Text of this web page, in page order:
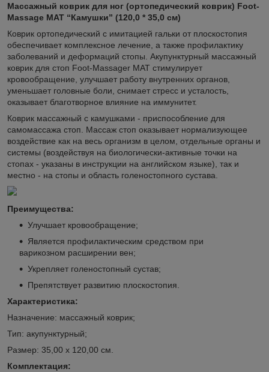
Массажный коврик для ног (ортопедический коврик) Foot-
Massage MAT “Камушки” (120,0 * 35,0 см)
Коврик ортопедический с имитацией гальки от плоскостопия
обеспечивает комплексное лечение, а также профилактику
заболеваний и деформаций стопы. Акупунктурный массажный
коврик для стоп Foot-Massager MAT стимулирует
кровообращение, улучшает работу внутренних органов,
уменьшает головные боли, снимает стресс и усталость,
оказывает благотворное влияние на иммунитет.
Коврик массажный с камушками - приспособление для
самомассажа стоп. Массаж стоп оказывает нормализующее
воздействие как на весь организм в целом, отдельные органы и
системы (воздействуя на биологически-активные точки на
стопах - указаны в инструкции на английском языке), так и
местно - на стопы и область голеностопного сустава.
Преимущества:
Улучшает кровообращение;
Является профилактическим средством при
варикозном расширении вен;
Укрепляет голеностопный сустав;
Препятствует развитию плоскостопия.
Характеристика:
Назначение: массажный коврик;
Тип: акупунктурный;
Размер: 35,00 х 120,00 см.
Комплектация: